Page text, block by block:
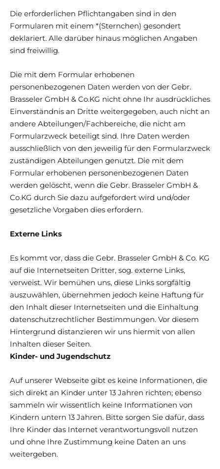
Die erforderlichen Pflichtangaben sind in den
Formularen mit einem *(Sternchen) gesondert
deklariert. Alle darüber hinaus möglichen Angaben
sind freiwillig.
Die mit dem Formular erhobenen
personenbezogenen Daten werden von der Gebr.
Brasseler GmbH & Co.KG nicht ohne Ihr ausdrückliches
Einverständnis an Dritte weitergegeben, auch nicht an
andere Abteilungen/Fachbereiche, die nicht am
Formularzweck beteiligt sind. Ihre Daten werden
ausschließlich von den jeweilig für den Formularzweck
zuständigen Abteilungen genutzt. Die mit dem
Formular erhobenen personenbezogenen Daten
werden gelöscht, wenn die Gebr. Brasseler GmbH &
Co.KG durch Sie dazu aufgefordert wird und/oder
gesetzliche Vorgaben dies erfordern.
Externe Links
Es kommt vor, dass die Gebr. Brasseler GmbH & Co. KG
auf die Internetseiten Dritter, sog. externe Links,
verweist. Wir bemühen uns, diese Links sorgfältig
auszuwählen, übernehmen jedoch keine Haftung für
den Inhalt dieser Internetseiten und die Einhaltung
datenschutzrechtlicher Bestimmungen. Vor diesem
Hintergrund distanzieren wir uns hiermit von allen
Inhalten dieser Seiten.
Kinder- und Jugendschutz
Auf unserer Webseite gibt es keine Informationen, die
sich direkt an Kinder unter 13 Jahren richten; ebenso
sammeln wir wissentlich keine Informationen von
Kindern untern 13 Jahren. Bitte sorgen Sie dafür, dass
Ihre Kinder das Internet verantwortungsvoll nutzen
und ohne Ihre Zustimmung keine Daten an uns
weitergeben.